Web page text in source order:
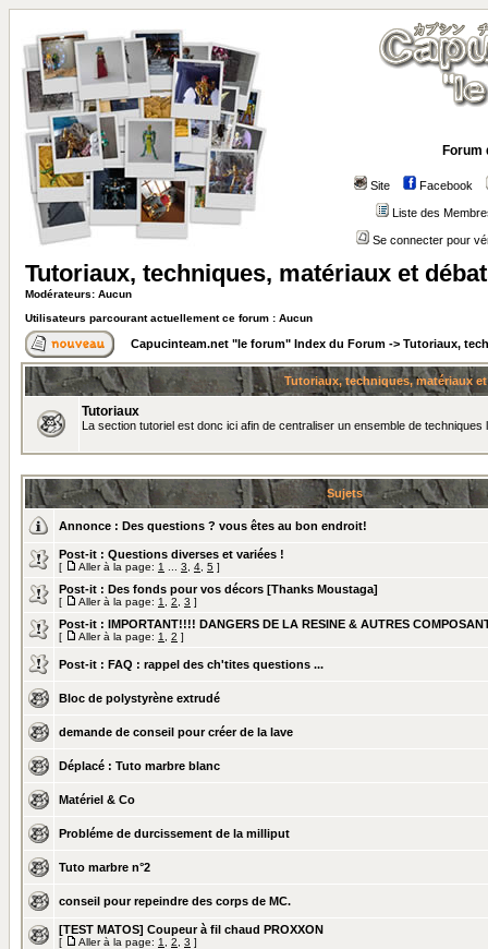
Forum
Site Facebook
Liste des
Se connecter pour
Tutoriaux, techniques, matériaux et
Modérateurs: Aucun
Utilisateurs parcourant actuellement ce forum : Aucun
Capucinteam.net "le forum" Index du Forum -> Tutoriaux,
Tutoriaux, techniques, matériaux
Tutoriaux
La section tutoriel est donc ici afin de centraliser un ensemble de
Sujets
Annonce : Des questions ? vous êtes au bon endroit!
Post-it : Questions diverses et variées !
[ Aller à la page: 1 3 4 5 ]
Post-it : Des fonds pour vos décors [Thanks Moustaga]
[ Aller à la page: 1 2 3 ]
Post-it : IMPORTANT!!!! DANGERS DE LA RESINE & AUTRES
[ Aller à la page: 1 2 ]
Post-it : FAQ : rappel des ch'tites questions ...
Bloc de polystyrène extrudé
demande de conseil pour créer de la lave
Déplacé : Tuto marbre blanc
Matériel & Co
Probléme de durcissement de la milliput
Tuto marbre n°2
conseil pour repeindre des corps de MC.
[TEST MATOS] Coupeur à fil chaud PROXXON
[ Aller à la page: 1 2 3 ]